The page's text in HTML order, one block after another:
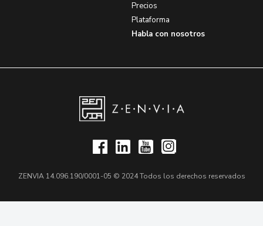
Precios
Plataforma
Habla con nosotros
ZENVIA 14.096.190/0001-05 © 2024 Todos los derechos reservados